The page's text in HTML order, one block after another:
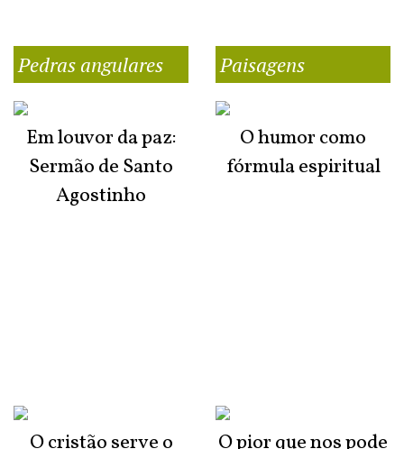
Pedras angulares
Em louvor da paz:
Sermão de Santo
Agostinho
O cristão serve o
Paisagens
O humor como
fórmula espiritual
O pior que nos pode